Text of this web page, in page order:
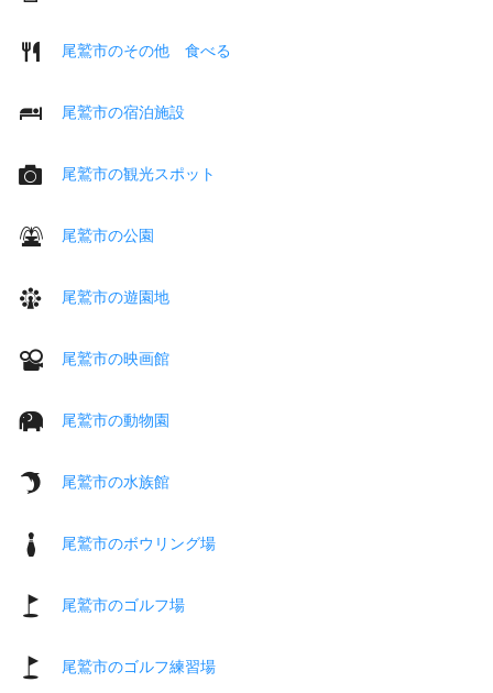
尾鷲市のその他 食べる
尾鷲市の宿泊施設
尾鷲市の観光スポット
尾鷲市の公園
尾鷲市の遊園地
尾鷲市の映画館
尾鷲市の動物園
尾鷲市の水族館
尾鷲市のボウリング場
尾鷲市のゴルフ場
尾鷲市のゴルフ練習場